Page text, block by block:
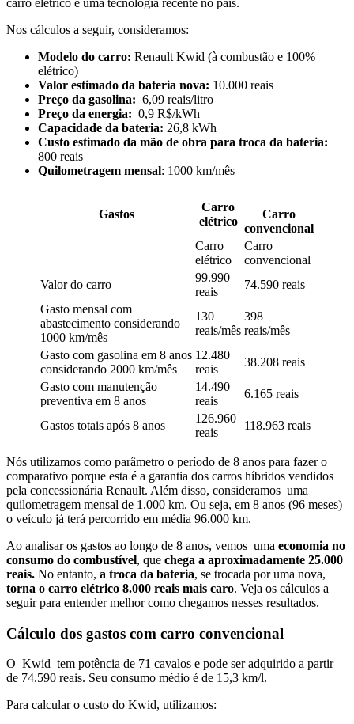
carro elétrico é uma tecnologia recente no país.
Nos cálculos a seguir, consideramos:
Modelo do carro: Renault Kwid (à combustão e 100%
elétrico)
Valor estimado da bateria nova: 10.000 reais
Preço da gasolina: 6,09 reais/litro
Preço da energia: 0,9 R$/kWh
Capacidade da bateria: 26,8 kWh
Custo estimado da mão de obra para troca da bateria:
800 reais
Quilometragem mensal: 1000 km/mês
Gastos
Carro
elétrico
Carro
convencional
Carro
elétrico
Carro
convencional
Valor do carro
99.990
reais
74.590 reais
Gasto mensal com
abastecimento considerando
1000 km/mês
130
reais/mês
398
reais/mês
Gasto com gasolina em 8 anos
considerando 2000 km/mês
12.480
reais
38.208 reais
Gasto com manutenção
preventiva em 8 anos
14.490
reais
6.165 reais
Gastos totais após 8 anos
126.960
reais
118.963 reais
Nós utilizamos como parâmetro o período de 8 anos para fazer o
comparativo porque esta é a garantia dos carros híbridos vendidos
pela concessionária Renault. Além disso, consideramos uma
quilometragem mensal de 1.000 km. Ou seja, em 8 anos (96 meses)
o veículo já terá percorrido em média 96.000 km.
Ao analisar os gastos ao longo de 8 anos, vemos uma economia no
consumo do combustível, que chega a aproximadamente 25.000
reais. No entanto, a troca da bateria, se trocada por uma nova,
torna o carro elétrico 8.000 reais mais caro. Veja os cálculos a
seguir para entender melhor como chegamos nesses resultados.
Cálculo dos gastos com carro convencional
O Kwid tem potência de 71 cavalos e pode ser adquirido a partir
de 74.590 reais. Seu consumo médio é de 15,3 km/l.
Para calcular o custo do Kwid, utilizamos: